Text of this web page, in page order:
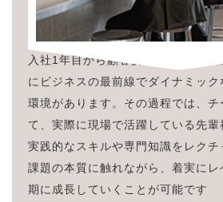
入社1年目から顧客折衝の担当をお
にビジネスの最前線でダイナミック
環境があります。その過程では、
て、実際に現場で活躍している先
実践的なスキルや専門知識をレクチ
課題の本質に触れながら、着実に
期に成長していくことが可能です